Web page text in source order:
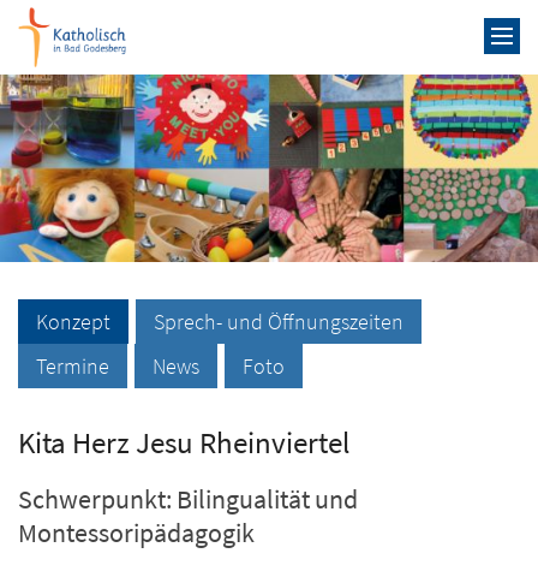
Zum Inhalt springen
Konzept
Sprech- und Öffnungszeiten
Termine
News Foto
Kita Herz Jesu Rheinviertel
Schwerpunkt: Bilingualität und
Montessoripädagogik